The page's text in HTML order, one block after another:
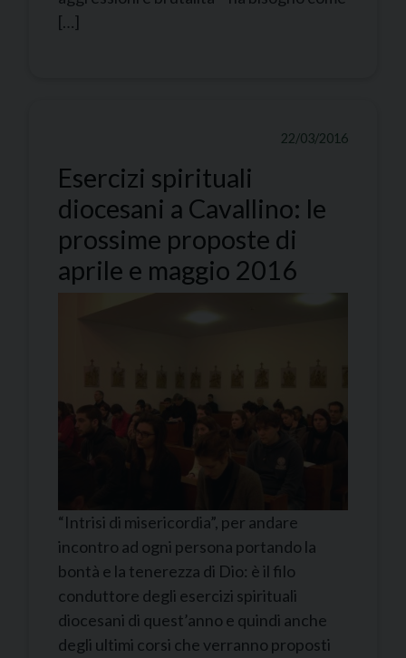
[…]
22/03/2016
Esercizi spirituali
diocesani a Cavallino: le
prossime proposte di
aprile e maggio 2016
“Intrisi di misericordia”, per andare
incontro ad ogni persona portando la
bontà e la tenerezza di Dio: è il filo
conduttore degli esercizi spirituali
diocesani di quest’anno e quindi anche
degli ultimi corsi che verranno proposti